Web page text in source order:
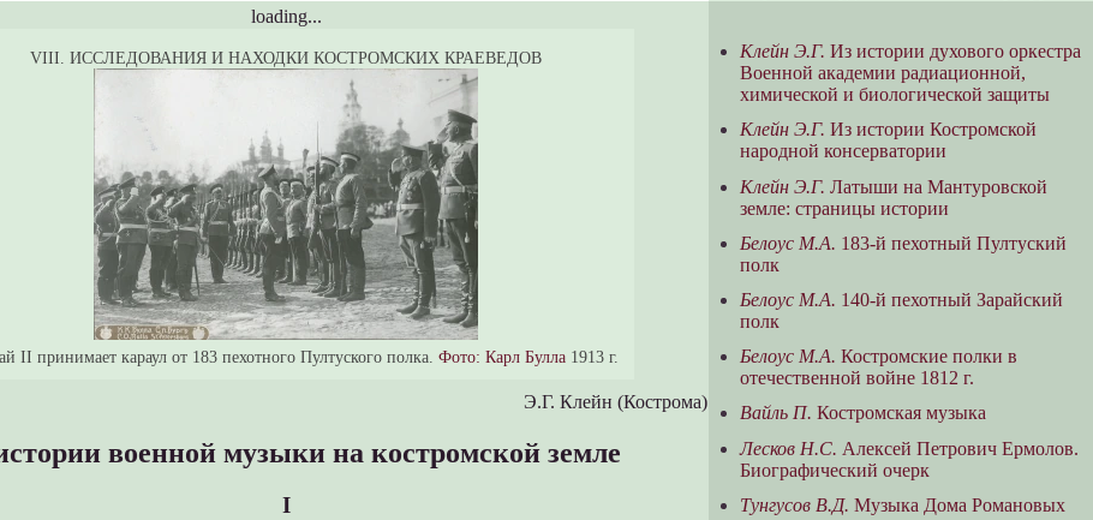
loading...
VIII. ИССЛЕДОВАНИЯ И НАХОДКИ КОСТРОМСКИХ КРАЕВЕДОВ
II принимает караул от 183 пехотного Пултуского полка. Фото: Карл Булла 1913 г.
Э.Г. Клейн (Кострома)
военной музыки на костромской земле
I
Клейн Э.Г. Из истории духового оркестра
Военной академии радиационной,
химической и биологической защиты
Клейн Э.Г. Из истории Костромской
народной консерватории
Клейн Э.Г. Латыши на Мантуровской
земле: страницы истории
Белоус М.А. 183-й пехотный Пултуский
полк
Белоус М.А. 140-й пехотный Зарайский
полк
Белоус М.А. Костромские полки в
отечественной войне 1812 г.
Вайль П. Костромская музыка
Лесков Н.С. Алексей Петрович Ермолов.
Биографический очерк
Тунгусов В.Д. Музыка Дома Романовых